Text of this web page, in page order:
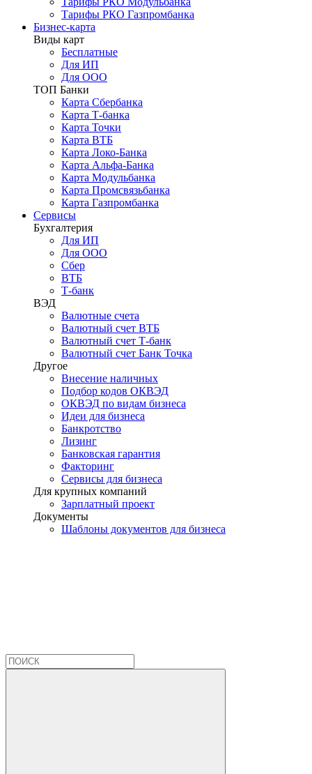
Тарифы РКО Газпромбанка
Бизнес-карта
Виды карт
Бесплатные
Для ИП
Для ООО
ТОП Банки
Карта Сбербанка
Карта Т-банка
Карта Точки
Карта ВТБ
Карта Локо-Банка
Карта Альфа-Банка
Карта Модульбанка
Карта Промсвязьбанка
Карта Газпромбанка
Сервисы
Бухгалтерия
Для ИП
Для ООО
Сбер
ВТБ
Т-банк
ВЭД
Валютные счета
Валютный счет ВТБ
Валютный счет Т-банк
Валютный счет Банк Точка
Другое
Внесение наличных
Подбор кодов ОКВЭД
ОКВЭД по видам бизнеса
Идеи для бизнеса
Банкротство
Лизинг
Банковская гарантия
Факторинг
Сервисы для бизнеса
Для крупных компаний
Зарплатный проект
Документы
Шаблоны документов для бизнеса